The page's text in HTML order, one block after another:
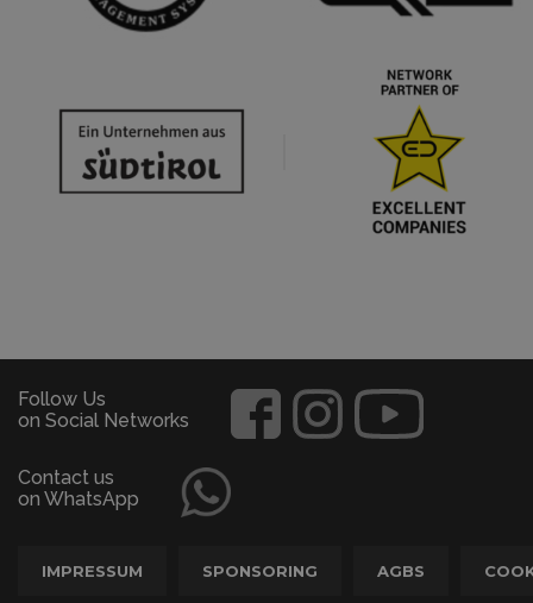
Follow Us
on Social Networks
Contact us
on WhatsApp
IMPRESSUM SPONSORING AGBS